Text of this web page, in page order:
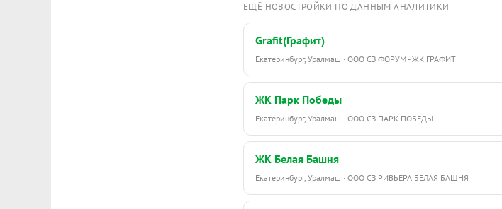
ЕЩЁ НОВОСТРОЙКИ ПО ДАННЫМ АНАЛИТИКИ
Grafit(Графит)
Екатеринбург, Уралмаш · ООО СЗ ФОРУМ - ЖК ГРАФИТ
ЖК Парк Победы
Екатеринбург, Уралмаш · ООО СЗ ПАРК ПОБЕДЫ
ЖК Белая Башня
Екатеринбург, Уралмаш · ООО СЗ РИВЬЕРА БЕЛАЯ БАШНЯ